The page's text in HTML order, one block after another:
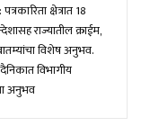
क्षेत्रात 18
राज्यातील क्राईम,
विशेष अनुभव.
विभागीय
अनुभव